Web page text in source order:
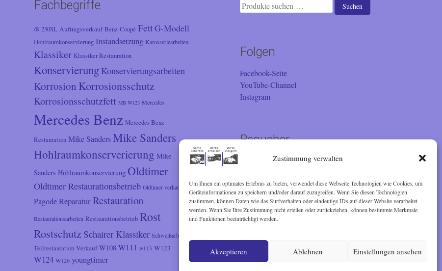
Zustimmung verwalten
Um Ihnen ein optimales Erlebnis zu bieten, verwendet diese Webseite Technologien wie Cookies, um
Geräteinformationen zu speichern und/oder darauf zuzugreifen. Wenn Sie diesen Technologien
zustimmen, können Daten wie das Surfverhalten oder eindeutige IDs auf dieser Website verarbeitet
werden. Wenn Sie Ihre Zustimmung nicht erteilen oder zurückziehen, können bestimmte Merkmale
und Funktionen beeinträchtigt werden.
Akzeptieren Ablehnen Einstellungen ansehen
Fachbegriffe
/8 230SL Auftragsverkauf Benz Coupé FettG-Modell
Hohlraumkonservierung Instandsetzung Karosseriearbeiten
Klassiker Klassiker Restauration
Konservierung Konservierungsarbeiten
Korrosion Korrosionsschutz
Korrosionsschutzfett MB W123 Mercedes
Mercedes Benz Mercedes Benz
Restauration Mike SandersMike Sanders
Hohlraumkonserverierung Mike
Sanders Hohlraumkonservierung Oldtimer
Oldtimer Restaurationsbetrieb Oldtimer verkauf
PagodeReparaturRestauration
Restaurationsarbeiten Restaurationsbetrieb Rost
Rostschutz Schairer Klassiker Schweißarbeiten
Teilrestauration Verkauf W108 W111 w113 W123
W124 W126 youngtimer
Suchen
nach:
Suchen
Folgen
Facebook-Seite
YouTube-Channel
Instagram
Besucher
Sie sind seit 01.02.2001 der
Besucher. Vielen Dank!